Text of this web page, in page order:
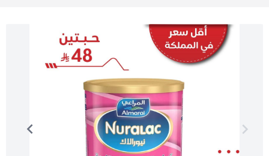
عروض التوفير
مزيل طلاء الأظافر
العناية بالطفل و الأم
عرض الكل
العناية اليومية